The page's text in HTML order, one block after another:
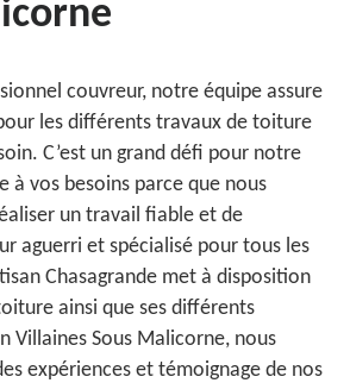
couvreur, notre équipe assure
les différents travaux de toiture
C’est un grand défi pour notre
à vos besoins parce que nous
un travail fiable et de
aguerri et spécialisé pour tous les
Chasagrande met à disposition
ainsi que ses différents
Villaines Sous Malicorne, nous
expériences et témoignage de nos